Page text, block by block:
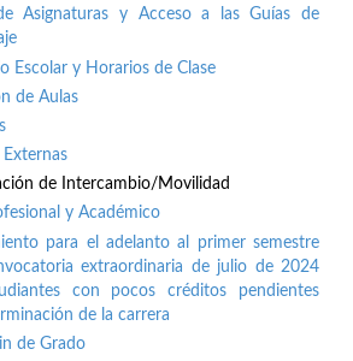
Asignaturas y Acceso a las Guías de
Escolar y Horarios de Clase
de Aulas
Externas
de Intercambio/Movilidad
y Académico
para el adelanto al primer semestre
extraordinaria de julio de 2024
con pocos créditos pendientes
de la carrera
de Grado